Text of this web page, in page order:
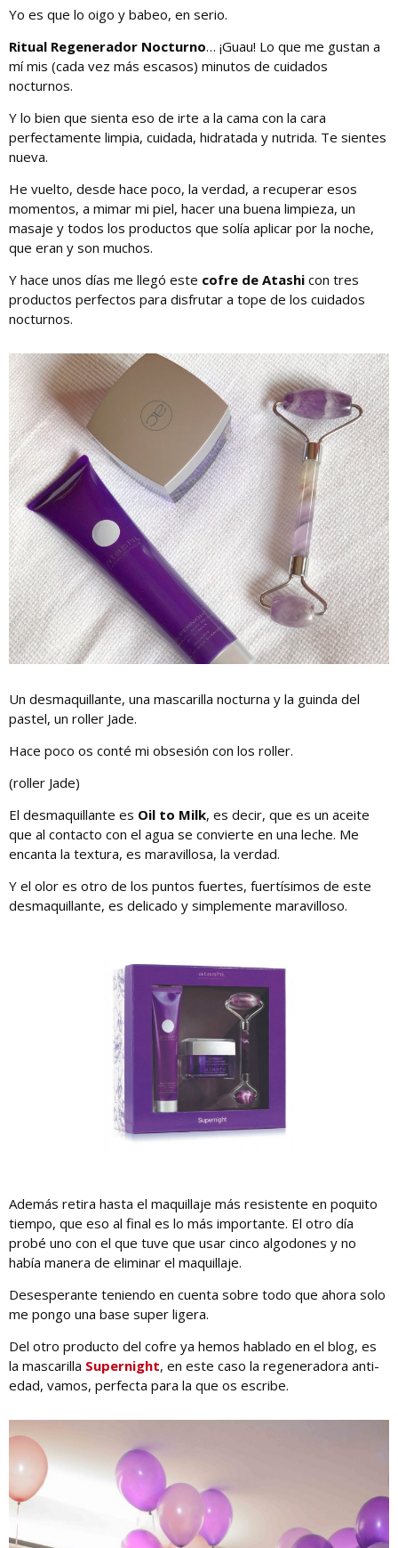
Yo es que lo oigo y babeo, en serio.
Ritual Regenerador Nocturno… ¡Guau! Lo que me gustan a
mí mis (cada vez más escasos) minutos de cuidados
nocturnos.
Y lo bien que sienta eso de irte a la cama con la cara
perfectamente limpia, cuidada, hidratada y nutrida. Te sientes
nueva.
He vuelto, desde hace poco, la verdad, a recuperar esos
momentos, a mimar mi piel, hacer una buena limpieza, un
masaje y todos los productos que solía aplicar por la noche,
que eran y son muchos.
Y hace unos días me llegó este cofre de Atashi con tres
productos perfectos para disfrutar a tope de los cuidados
nocturnos.
Un desmaquillante, una mascarilla nocturna y la guinda del
pastel, un roller Jade.
Hace poco os conté mi obsesión con los roller.
(roller Jade)
El desmaquillante es Oil to Milk, es decir, que es un aceite
que al contacto con el agua se convierte en una leche. Me
encanta la textura, es maravillosa, la verdad.
Y el olor es otro de los puntos fuertes, fuertísimos de este
desmaquillante, es delicado y simplemente maravilloso.
Además retira hasta el maquillaje más resistente en poquito
tiempo, que eso al final es lo más importante. El otro día
probé uno con el que tuve que usar cinco algodones y no
había manera de eliminar el maquillaje.
Desesperante teniendo en cuenta sobre todo que ahora solo
me pongo una base super ligera.
Del otro producto del cofre ya hemos hablado en el blog, es
la mascarilla Supernight, en este caso la regeneradora anti-
edad, vamos, perfecta para la que os escribe.